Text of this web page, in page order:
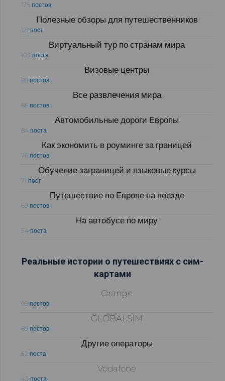
175 постов
Полезные обзоры для путешественников
121 пост
Виртуальный тур по странам мира
103 поста
Визовые центры
89 постов
Все развлечения мира
88 постов
Автомобильные дороги Европы
84 поста
Как экономить в роуминге за границей
76 постов
Обучение заграницей и языковые курсы
71 пост
Путешествие по Европе на поезде
69 постов
На автобусе по миру
54 поста
Реальные истории о путешествиях с сим-
картами
Orange
99 постов
GLOBALSIM
89 постов
Другие операторы
52 поста
Vodafone
43 поста